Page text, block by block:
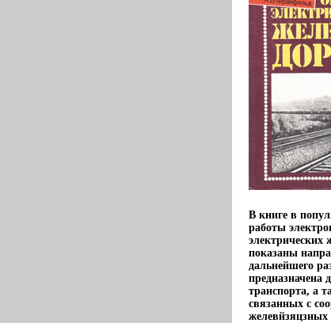
В книге в
работы
электрических
показаны
дальнейшего
предназначена
транспорта, а
связанных с